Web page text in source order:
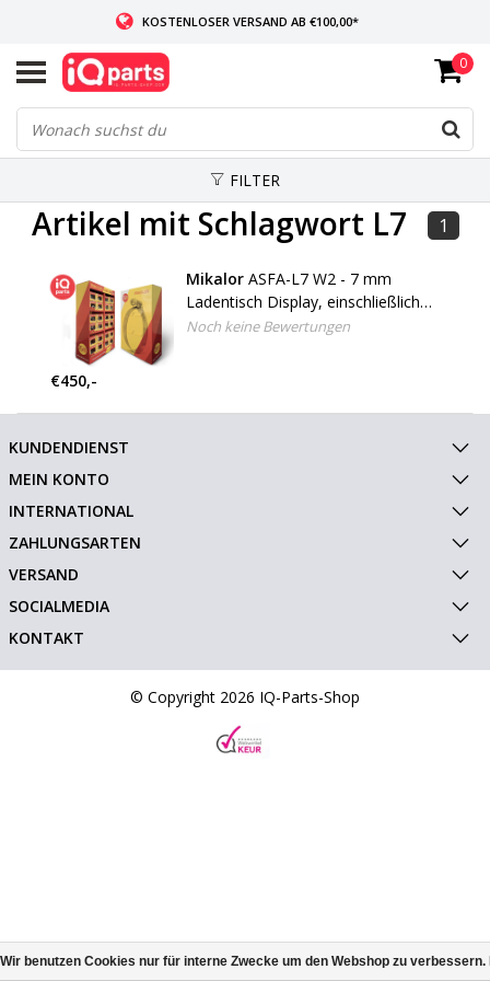
KOSTENLOSER VERSAND AB €100,00*
WENN AUF LAGER: VOR 14:00 UHR BESTELLT, VERSAND AM SELBEN TAG
WELTWEITE LIEFERUNG
0
FILTER
Artikel mit Schlagwort L7 1
Mikalor ASFA-L7 W2 - 7 mm
Ladentisch Display, einschließlich
Schlauchschellen
Noch keine Bewertungen
€450,-
KUNDENDIENST
MEIN KONTO
INTERNATIONAL
ZAHLUNGSARTEN
VERSAND
SOCIALMEDIA
KONTAKT
© Copyright 2026 IQ-Parts-Shop
Wir benutzen Cookies nur für interne Zwecke um den Webshop zu